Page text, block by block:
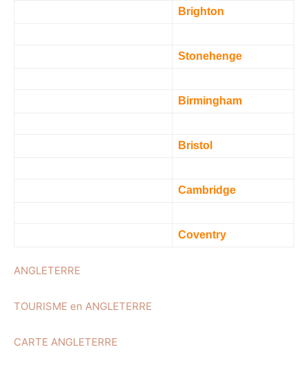
Brighton
Stonehenge
Birmingham
Bristol
Cambridge
Coventry
ANGLETERRE
TOURISME en ANGLETERRE
CARTE ANGLETERRE